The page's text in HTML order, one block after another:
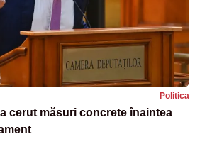
Politica
cerut măsuri concrete înaintea